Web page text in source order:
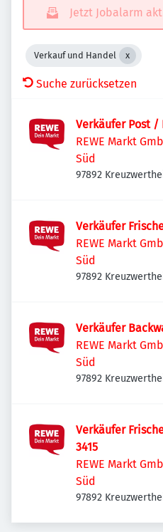
Jetzt Jobalarm
Verkauf und Handel
Suche zurücksetzen
Verkäufer Post
REWE Markt
Süd
97892
Verkäufer
REWE Markt
Süd
97892
Verkäufer
REWE Markt
Süd
97892
Verkäufer
3415
REWE Markt
Süd
97892